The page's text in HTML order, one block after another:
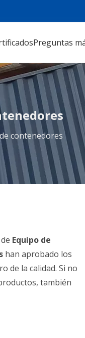
Preguntas
contenedores
Equipo de
han aprobado los
de la calidad. Si no
también